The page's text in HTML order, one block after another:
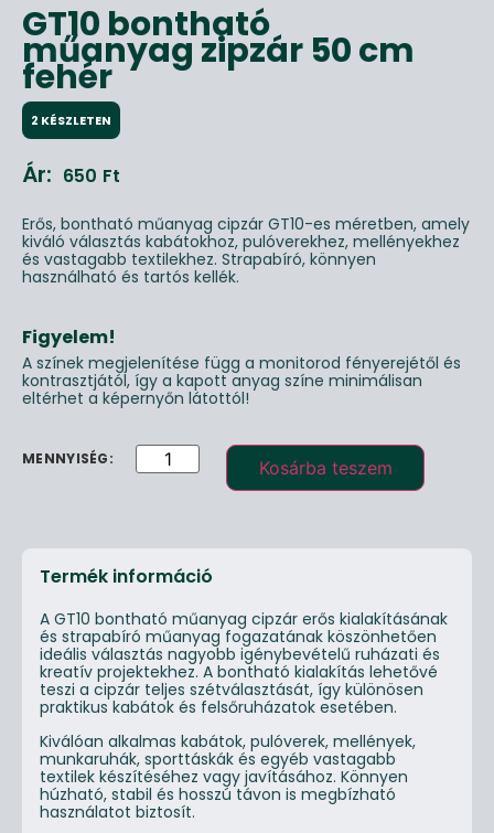
GT10 bontható
műanyag zipzár 50 cm
fehér
2 KÉSZLETEN
Ár: 650 Ft
Erős, bontható műanyag cipzár GT10-es méretben, amely
kiváló választás kabátokhoz, pulóverekhez, mellényekhez
és vastagabb textilekhez. Strapabíró, könnyen
használható és tartós kellék.
Figyelem!
A színek megjelenítése függ a monitorod fényerejétől és
kontrasztjától, így a kapott anyag színe minimálisan
eltérhet a képernyőn látottól!
Kosárba teszem
Termék információ
A GT10 bontható műanyag cipzár erős kialakításának
és strapabíró műanyag fogazatának köszönhetően
ideális választás nagyobb igénybevételű ruházati és
kreatív projektekhez. A bontható kialakítás lehetővé
teszi a cipzár teljes szétválasztását, így különösen
praktikus kabátok és felsőruházatok esetében.
Kiválóan alkalmas kabátok, pulóverek, mellények,
munkaruhák, sporttáskák és egyéb vastagabb
textilek készítéséhez vagy javításához. Könnyen
húzható, stabil és hosszú távon is megbízható
használatot biztosít.